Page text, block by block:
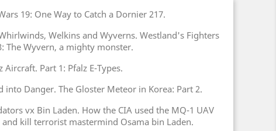
19: One Way to Catch a Dornier 217.
Welkins and Wyverns. Westland's Fighters
The Wyvern, a mighty monster.
Aircraft. Part 1: Pfalz E-Types.
into Danger. The Gloster Meteor in Korea: Part 2.
vx Bin Laden. How the CIA used the MQ-1 UAV
kill terrorist mastermind Osama bin Laden.